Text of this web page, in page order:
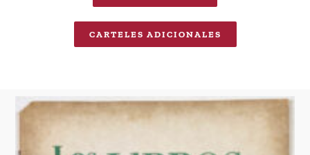
CARTELES ADICIONALES